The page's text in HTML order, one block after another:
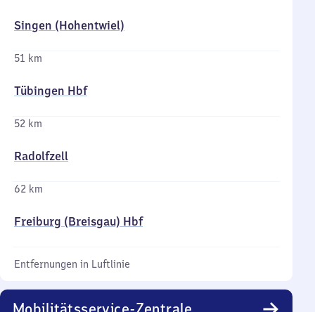
Singen (Hohentwiel)
51 km
Tübingen Hbf
52 km
Radolfzell
62 km
Freiburg (Breisgau) Hbf
Entfernungen in Luftlinie